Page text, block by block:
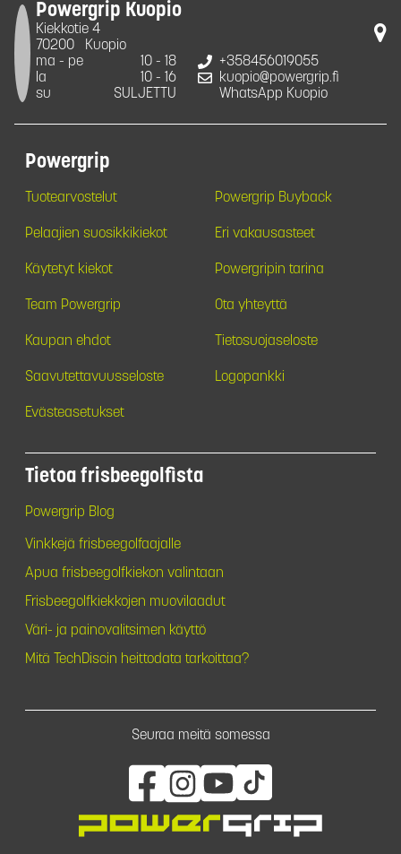
Powergrip Kuopio
Kiekkotie 4
70200
Kuopio
ma - pe
10 - 18
la
10 - 16
su
SULJETTU
+358456019055
kuopio@powergrip.fi
WhatsApp Kuopio
Powergrip
Tuotearvostelut Powergrip Buyback
Pelaajien suosikkikiekot Eri vakausasteet
Käytetyt kiekot Powergripin tarina
Team Powergrip Ota yhteyttä
Kaupan ehdot Tietosuojaseloste
Saavutettavuusseloste Logopankki
Evästeasetukset
Tietoa frisbeegolfista
Powergrip Blog
Vinkkejä frisbeegolfaajalle
Apua frisbeegolfkiekon valintaan
Frisbeegolfkiekkojen muovilaadut
Väri- ja painovalitsimen käyttö
Mitä TechDiscin heittodata tarkoittaa?
Seuraa meitä somessa